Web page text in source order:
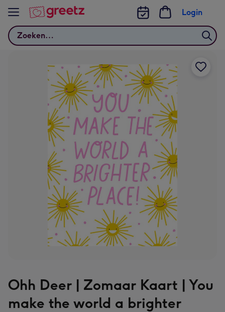
Bekijk meer
Zoeken
Login
Ohh Deer | Zomaar Kaart | You
make the world a brighter